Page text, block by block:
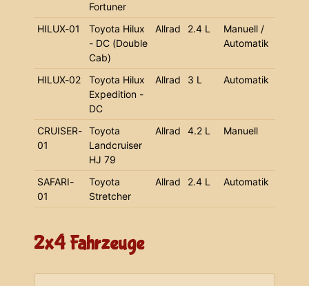
Fortuner
HILUX-01
Toyota Hilux
- DC (Double
Cab)
Allrad 2.4 L
Manuell /
Automatik
HILUX-02
Toyota Hilux
Expedition -
DC
Allrad 3 L Automatik
CRUISER-
01
Toyota
Landcruiser
HJ 79
Allrad 4.2 L Manuell
SAFARI-
01
Toyota
Stretcher
Allrad 2.4 L Automatik
2x4 Fahrzeuge